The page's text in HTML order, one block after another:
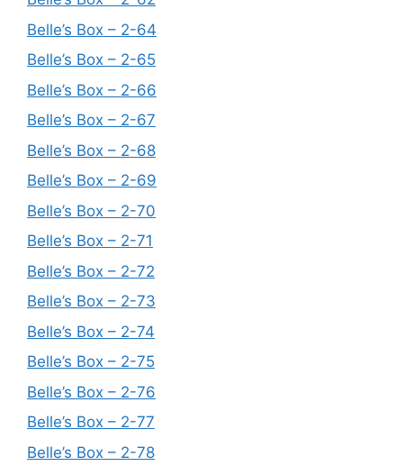
Belle’s Box – 2-64
Belle’s Box – 2-65
Belle’s Box – 2-66
Belle’s Box – 2-67
Belle’s Box – 2-68
Belle’s Box – 2-69
Belle’s Box – 2-70
Belle’s Box – 2-71
Belle’s Box – 2-72
Belle’s Box – 2-73
Belle’s Box – 2-74
Belle’s Box – 2-75
Belle’s Box – 2-76
Belle’s Box – 2-77
Belle’s Box – 2-78